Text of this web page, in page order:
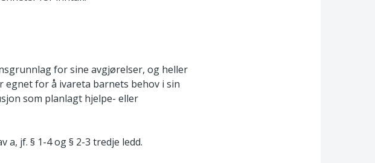
for sine avgjørelser, og heller
for å ivareta barnets behov i sin
som planlagt hjelpe- eller
jf. § 1-4 og § 2-3 tredje ledd.